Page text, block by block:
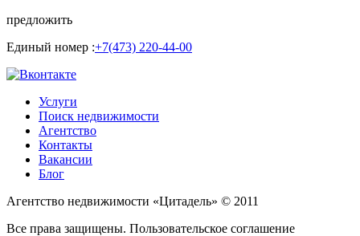
предложить
Единый номер :+7(473) 220-44-00
Услуги
Поиск недвижимости
Агентство
Контакты
Вакансии
Блог
Агентство недвижимости «Цитадель» © 2011
Все права защищены. Пользовательское соглашение